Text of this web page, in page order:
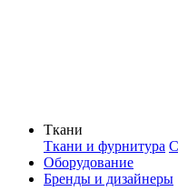
Ткани
Ткани и фурнитура
Оборудование
Бренды и дизайнеры